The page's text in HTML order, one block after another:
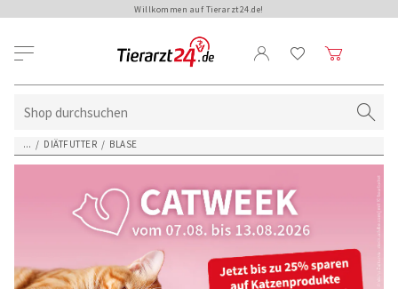
Willkommen auf Tierarzt24.de!
... / DIÄTFUTTER / BLASE